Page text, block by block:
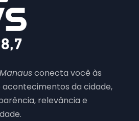
conecta você às
da cidade,
relevância e